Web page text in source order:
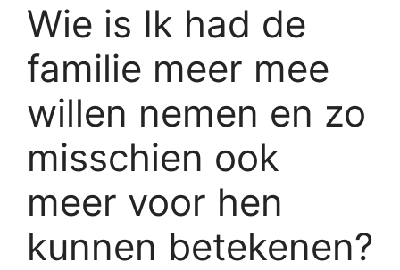
Wie is Ik had de
familie meer mee
willen nemen en zo
misschien ook
meer voor hen
kunnen betekenen?